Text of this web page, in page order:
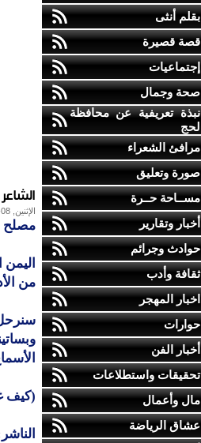
بقلم أنثى
قصة قصيرة
إجتماعيات
صحة وجمال
نبذة تعريفية عن محافظة
لحج
مرافئ الشعراء
صورة وتعليق
مســاحة حــرة
أخبار وتقارير
حوادث وجرائم
ثقافة وأدب
اخبار المهجر
حوارات
أخبار الفن
تحقيقات واستطلاعات
مال وأعمال
عشاق الرياضة
الإثنين, 08-يونيو-2009
مصلح
من
(كيف